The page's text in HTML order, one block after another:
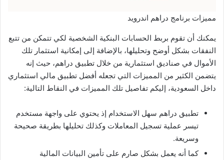
مميزات برنامج دراهم اندرويد
يمكنك أن تقوم بربط الحسابات البنكية الشخصية لكي تتمكن من تتبع
النفقات بشكل أوضح وتحليلها، بالإضافة إلى إمكانية استثمار تلك
الأموال في صناديق استثمارية من خلال تطبيق دراهم، حيث إنه
يتضمن الكثير من المميزات التي تجعله أفضل تطبيق مالي استثماري
داخل السعودية، إليكم تفاصيل تلك المميزات في النقاط التالية:
تطبيق دراهم سهل الاستخدام إذ يحتوي على واجهة مستخدم
تيسر عملية تسجيل المعاملات وكذلك تحليلها بطريقة صحيحة
وسريعة.
كما أنه يعمل بشكل صارم على تأمين البيانات المالية